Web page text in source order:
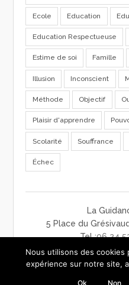
Ecole Education
Education Respectueuse
Estime de soi Famille
Illusion Inconscient
Méthode Objectif
Plaisir d'apprendre
Scolarité Souffrance
Échec
La
5 Place du
Tel :06 24
mentions légales-
Nous utilisons des cookies
expérience sur notre site,
Ok Non